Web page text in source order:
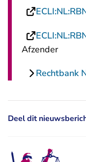
Afzender
Rechtbank
Deel dit